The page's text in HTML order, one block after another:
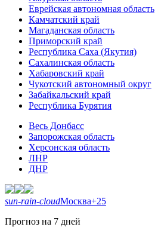
Еврейская автономная область
Камчатский край
Магаданская область
Приморский край
Республика Саха (Якутия)
Сахалинская область
Хабаровский край
Чукотский автономный округ
Забайкальский край
Республика Бурятия
Весь Донбасс
Запорожская область
Херсонская область
ЛНР
ДНР
sun-rain-cloudМосква+25
Прогноз на 7 дней